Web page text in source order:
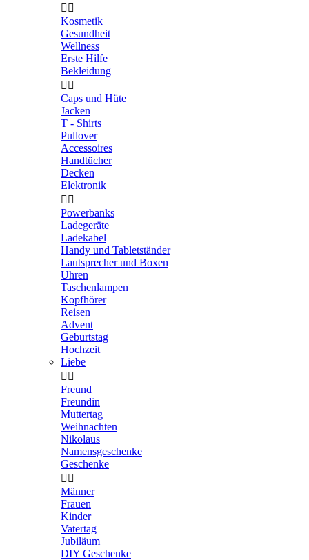
 
Kosmetik
Gesundheit
Wellness
Erste Hilfe
Bekleidung
 
Caps und Hüte
Jacken
T - Shirts
Pullover
Accessoires
Handtücher
Decken
Elektronik
 
Powerbanks
Ladegeräte
Ladekabel
Handy und Tabletständer
Lautsprecher und Boxen
Uhren
Taschenlampen
Kopfhörer
Reisen
Advent
Geburtstag
Hochzeit
Liebe
 
Freund
Freundin
Muttertag
Weihnachten
Nikolaus
Namensgeschenke
Geschenke
 
Männer
Frauen
Kinder
Vatertag
Jubiläum
DIY Geschenke